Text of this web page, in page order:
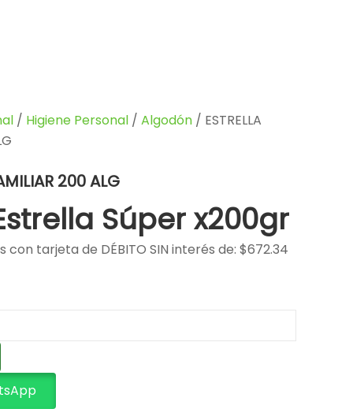
/ Higiene Personal / Algodón / ESTRELLA
200 ALG
Súper x200gr
con tarjeta de DÉBITO SIN interés de: $672.34